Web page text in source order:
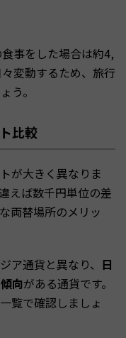
事をした場合は約4,
変動するため、旅行
う。
比較
が大きく異なりま
えば数千円単位の差
両替場所のメリッ
ア通貨と異なり、 日
向がある通貨です。
覧で確認しましょ